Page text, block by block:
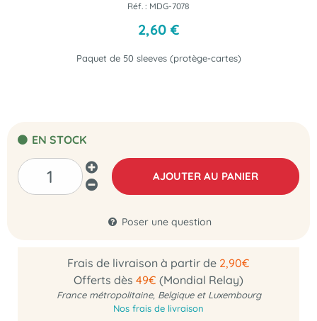
Réf. : MDG-7078
2,60 €
Paquet de 50 sleeves (protège-cartes)
EN STOCK
AJOUTER AU PANIER
Poser une question
Frais de livraison à partir de 2,90€
Offerts dès 49€ (Mondial Relay)
France métropolitaine, Belgique et Luxembourg
Nos frais de livraison